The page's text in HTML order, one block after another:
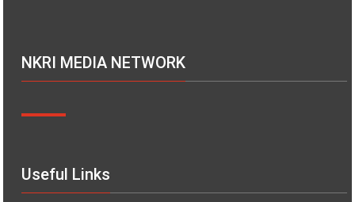
NKRI MEDIA NETWORK
Useful Links